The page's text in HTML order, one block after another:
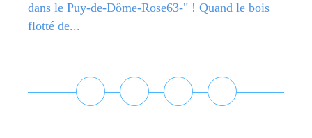
dans le Puy-de-Dôme-Rose63-" ! Quand le bois
flotté de...